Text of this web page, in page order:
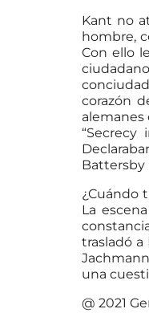
Kant no
hombre,
Con ello
corazón
alemanes
Battersby
¿Cuándo
La
trasladó
una
@ 2021